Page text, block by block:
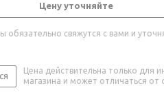
Цену уточняйте
обязательно свяжутся с вами и
Цена действительна только для
магазина и может отличаться от